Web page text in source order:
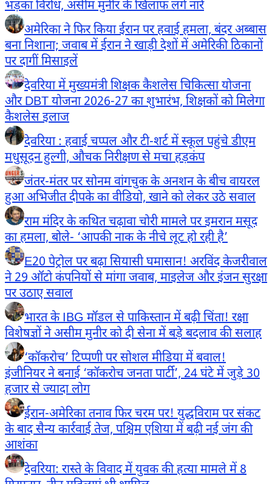
भड़का विरोध, असीम मुनीर के खिलाफ लगे नारे
अमेरिका ने फिर किया ईरान पर हवाई हमला, बंदर अब्बास
बना निशाना; जवाब में ईरान ने खाड़ी देशों में अमेरिकी ठिकानों
पर दागीं मिसाइलें
देवरिया में मुख्यमंत्री शिक्षक कैशलेस चिकित्सा योजना
और DBT योजना 2026-27 का शुभारंभ, शिक्षकों को मिलेगा
कैशलेस इलाज
देवरिया : हवाई चप्पल और टी-शर्ट में स्कूल पहुंचे डीएम
मधुसूदन हुल्गी, औचक निरीक्षण से मचा हड़कंप
जंतर-मंतर पर सोनम वांगचुक के अनशन के बीच वायरल
हुआ अभिजीत दीपके का वीडियो, खाने को लेकर उठे सवाल
राम मंदिर के कथित चढ़ावा चोरी मामले पर इमरान मसूद
का हमला, बोले- ‘आपकी नाक के नीचे लूट हो रही है’
E20 पेट्रोल पर बढ़ा सियासी घमासान! अरविंद केजरीवाल
ने 29 ऑटो कंपनियों से मांगा जवाब, माइलेज और इंजन सुरक्षा
पर उठाए सवाल
भारत के IBG मॉडल से पाकिस्तान में बढ़ी चिंता! रक्षा
विशेषज्ञों ने असीम मुनीर को दी सेना में बड़े बदलाव की सलाह
‘कॉकरोच’ टिप्पणी पर सोशल मीडिया में बवाल!
इंजीनियर ने बनाई ‘कॉकरोच जनता पार्टी’, 24 घंटे में जुड़े 30
हजार से ज्यादा लोग
ईरान-अमेरिका तनाव फिर चरम पर! युद्धविराम पर संकट
के बाद सैन्य कार्रवाई तेज, पश्चिम एशिया में बढ़ी नई जंग की
आशंका
देवरिया: रास्ते के विवाद में युवक की हत्या मामले में 8